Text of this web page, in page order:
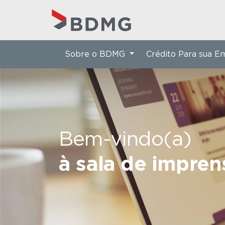
Bem-vindo(a)
à sala de
Sobre o BDMG Crédito Para sua